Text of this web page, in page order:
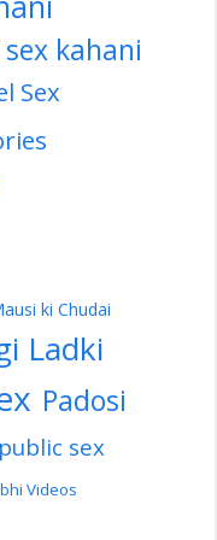
kahani
Sex
ki Chudai
Ladki
Padosi
public sex
Videos